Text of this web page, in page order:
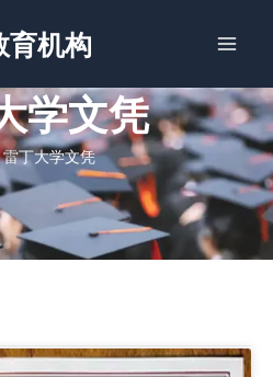
育机构
学文凭
雷丁大学文凭